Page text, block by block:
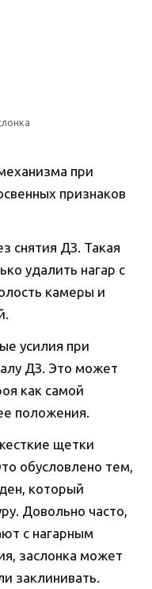
при
признаков
снятия ДЗ. Такая
удалить нагар с
камеры и
усилия при
ДЗ. Это может
как самой
положения.
щетки
обусловлено тем,
который
Довольно часто,
с нагарным
заслонка может
заклинивать.